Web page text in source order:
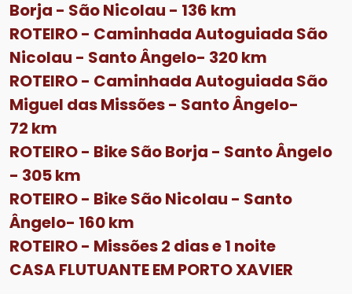
Borja - São Nicolau - 136 km
ROTEIRO - Caminhada Autoguiada São
Nicolau - Santo Ângelo- 320 km
ROTEIRO - Caminhada Autoguiada São
Miguel das Missões - Santo Ângelo-
72 km
ROTEIRO - Bike São Borja - Santo Ângelo
- 305 km
ROTEIRO - Bike São Nicolau - Santo
Ângelo- 160 km
ROTEIRO - Missões 2 dias e 1 noite
CASA FLUTUANTE EM PORTO XAVIER